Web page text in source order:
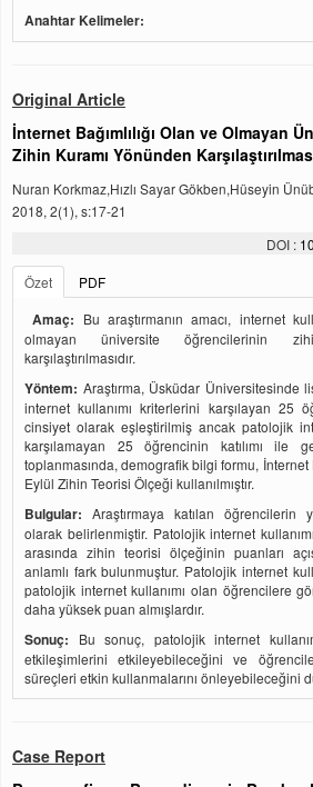
Anahtar Kelimeler:
Original Article
İnternet Bağımlılığı Olan ve Olmayan
Zihin Kuramı Yönünden
Nuran Korkmaz,Hızlı Sayar Gökben,Hüseyin
2018, 2(1), s:17-21
DOI :
Özet
PDF
Amaç: Bu araştırmanın amacı, internet
olmayan üniversite öğrencilerinin
karşılaştırılmasıdır.
Yöntem: Araştırma, Üsküdar Üniversitesinde
internet kullanımı kriterlerini karşılayan 25
cinsiyet olarak eşleştirilmiş ancak patolojik
karşılamayan 25 öğrencinin katılımı ile
toplanmasında, demografik bilgi formu, İnternet
Eylül Zihin Teorisi Ölçeği kullanılmıştır.
Bulgular: Araştırmaya katılan öğrencilerin
olarak belirlenmiştir. Patolojik internet
arasında zihin teorisi ölçeğinin puanları
anlamlı fark bulunmuştur. Patolojik internet
patolojik internet kullanımı olan öğrencilere
daha yüksek puan almışlardır.
Sonuç:
Bu sonuç, patolojik internet
etkileşimlerini etkileyebileceğini ve
süreçleri etkin kullanmalarını önleyebileceğini
Case Report